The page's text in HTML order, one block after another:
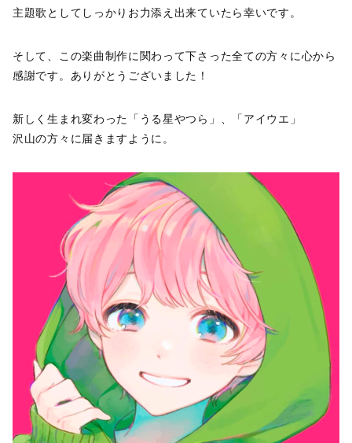
主題歌としてしっかりお力添え出来ていたら幸いです。
そして、この楽曲制作に関わって下さった全ての方々に心から
感謝です。ありがとうございました！
新しく生まれ変わった「うる星やつら」、「アイウエ」
沢山の方々に届きますように。